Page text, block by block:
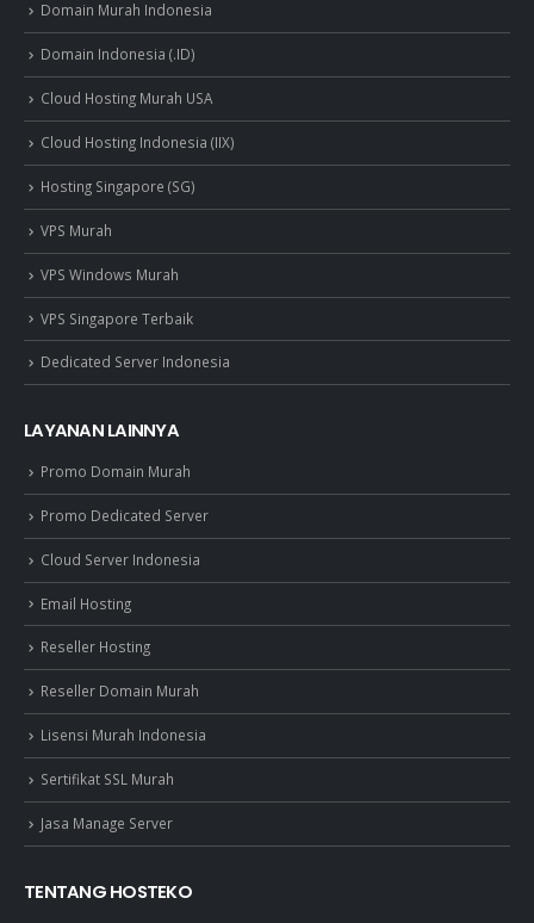
Domain Murah Indonesia
Domain Indonesia (.ID)
Cloud Hosting Murah USA
Cloud Hosting Indonesia (IIX)
Hosting Singapore (SG)
VPS Murah
VPS Windows Murah
VPS Singapore Terbaik
Dedicated Server Indonesia
LAYANAN LAINNYA
Promo Domain Murah
Promo Dedicated Server
Cloud Server Indonesia
Email Hosting
Reseller Hosting
Reseller Domain Murah
Lisensi Murah Indonesia
Sertifikat SSL Murah
Jasa Manage Server
TENTANG HOSTEKO